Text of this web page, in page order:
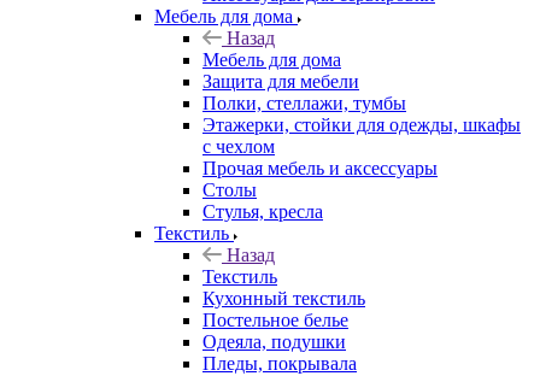
Мебель для дома
Назад
Мебель для дома
Защита для мебели
Полки, стеллажи, тумбы
Этажерки, стойки для одежды, шкафы
с чехлом
Прочая мебель и аксессуары
Столы
Стулья, кресла
Текстиль
Назад
Текстиль
Кухонный текстиль
Постельное белье
Одеяла, подушки
Пледы, покрывала